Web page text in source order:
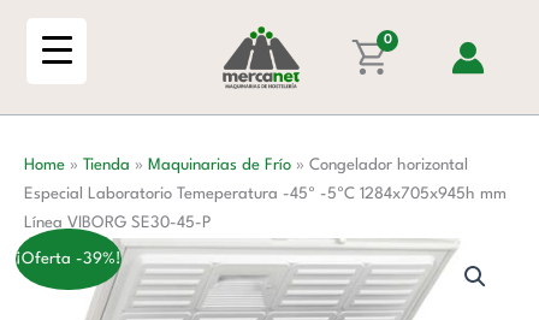
0
Home » Tienda » Maquinarias de Frío » Congelador horizontal
Especial Laboratorio Temeperatura -45º -5ºC 1284x705x945h mm
Línea VIBORG SE30-45-P
¡Oferta -39%!
Temeperatura
-45º
-5ºC
mm
Línea
VIBORG
SE30-
45-